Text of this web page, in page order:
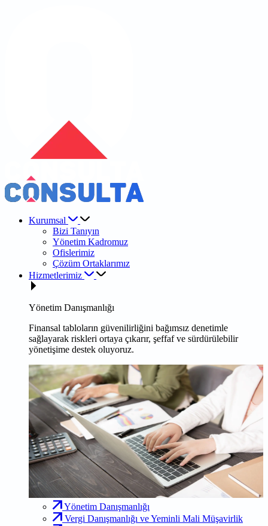
Kurumsal
Bizi Tanıyın
Yönetim Kadromuz
Ofislerimiz
Çözüm Ortaklarımız
Hizmetlerimiz
Yönetim Danışmanlığı
Finansal tabloların güvenilirliğini bağımsız denetimle
sağlayarak riskleri ortaya çıkarır, şeffaf ve sürdürülebilir
yönetişime destek oluyoruz.
Yönetim Danışmanlığı
Vergi Danışmanlığı ve Yeminli Mali Müşavirlik